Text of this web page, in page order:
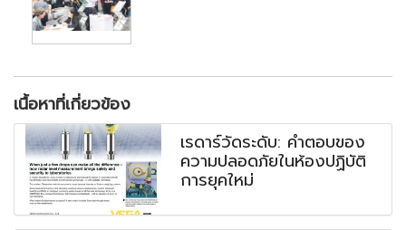
เนื้อหาที่เกี่ยวข้อง
เรดาร์วัดระดับ: คำตอบของ
ความปลอดภัยในห้องปฏิบัติ
การยุคใหม่